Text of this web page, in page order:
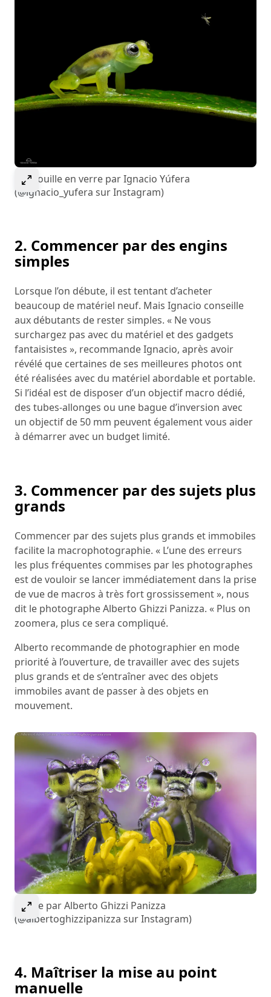
Select to expand image
Grenouille en verre par Ignacio Yúfera
(@ignacio_yufera sur Instagram)
2. Commencer par des engins
simples
Lorsque l’on débute, il est tentant d’acheter
beaucoup de matériel neuf. Mais Ignacio conseille
aux débutants de rester simples. « Ne vous
surchargez pas avec du matériel et des gadgets
fantaisistes », recommande Ignacio, après avoir
révélé que certaines de ses meilleures photos ont
été réalisées avec du matériel abordable et portable.
Si l’idéal est de disposer d’un objectif macro dédié,
des tubes-allonges ou une bague d’inversion avec
un objectif de 50 mm peuvent également vous aider
à démarrer avec un budget limité.
3. Commencer par des sujets plus
grands
Commencer par des sujets plus grands et immobiles
facilite la macrophotographie. « L’une des erreurs
les plus fréquentes commises par les photographes
est de vouloir se lancer immédiatement dans la prise
de vue de macros à très fort grossissement », nous
dit le photographe Alberto Ghizzi Panizza. « Plus on
zoomera, plus ce sera compliqué.
Alberto recommande de photographier en mode
priorité à l’ouverture, de travailler avec des sujets
plus grands et de s’entraîner avec des objets
immobiles avant de passer à des objets en
mouvement.
Select to expand image
Image par Alberto Ghizzi Panizza
(@albertoghizzipanizza sur Instagram)
4. Maîtriser la mise au point
manuelle